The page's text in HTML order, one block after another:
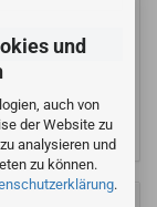
und
auch von
der Website zu
analysieren und
zu können.
.